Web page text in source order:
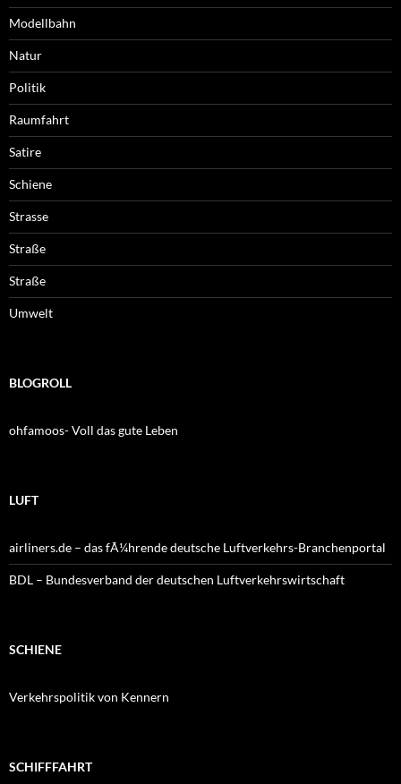
Modellbahn
Natur
Politik
Raumfahrt
Satire
Schiene
Strasse
Straße
Straße
Umwelt
BLOGROLL
ohfamoos- Voll das gute Leben
LUFT
airliners.de – das fÃ¼hrende deutsche Luftverkehrs-Branchenportal
BDL – Bundesverband der deutschen Luftverkehrswirtschaft
SCHIENE
Verkehrspolitik von Kennern
SCHIFFFAHRT